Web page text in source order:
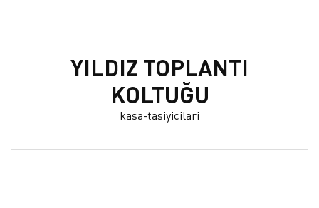
YILDIZ TOPLANTI
KOLTUĞU
kasa-tasiyicilari